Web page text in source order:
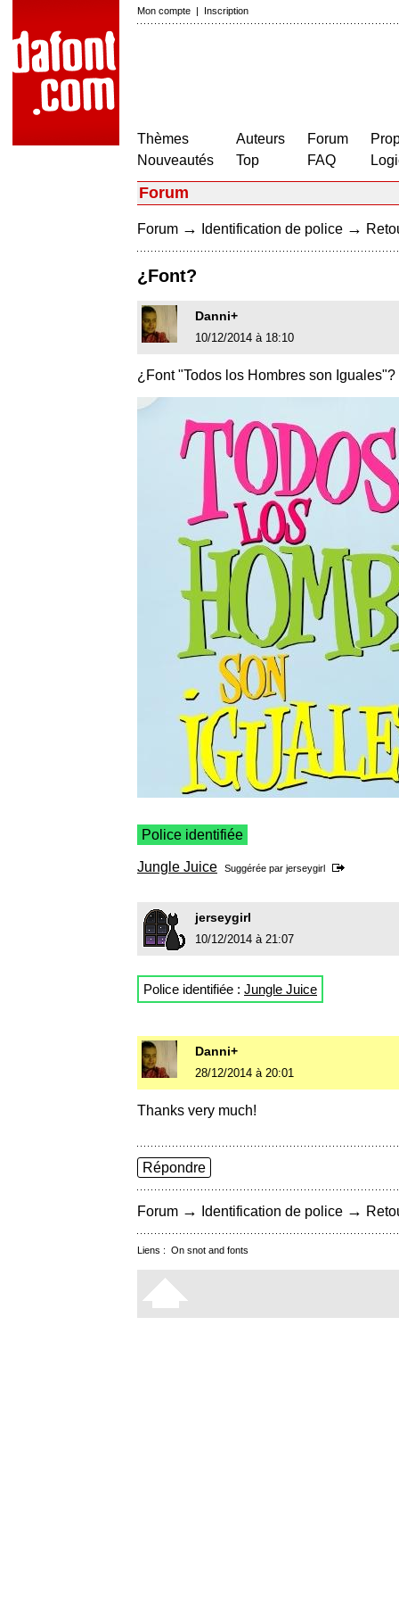
Mon compte | Inscription
Thèmes
Nouveautés
Auteurs
Top
Forum
FAQ
Forum
Forum → Identification de police →
¿Font?
Danni+
10/12/2014 à 18:10
¿Font "Todos los Hombres son Iguales"?
Police identifiée
Jungle Juice Suggérée par jerseygirl
jerseygirl
10/12/2014 à 21:07
Police identifiée : Jungle Juice
Danni+
28/12/2014 à 20:01
Thanks very much!
Répondre
Forum → Identification de police →
Liens : On snot and fonts